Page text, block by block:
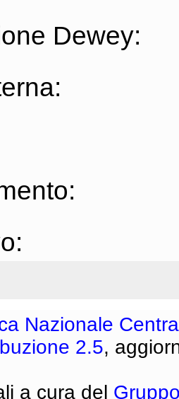
Dewey:
Nazionale
2.5,
a cura del